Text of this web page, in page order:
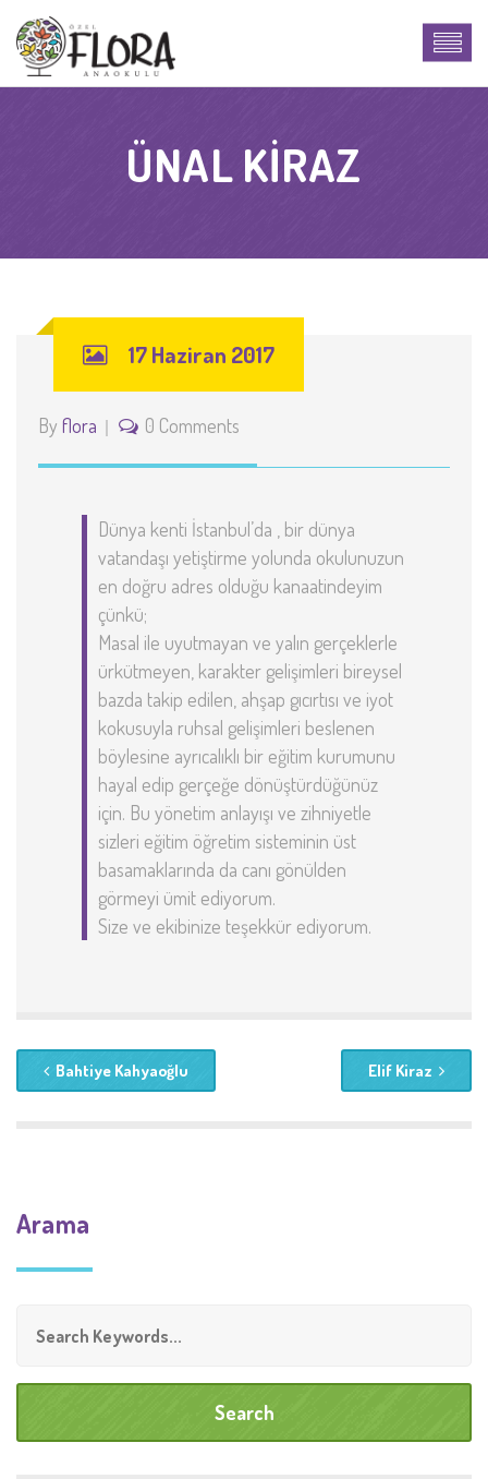
ÜNAL KIRAZ
17 Haziran 2017
By flora 0 Comments
Dünya kenti İstanbul’da , bir dünya
vatandaşı yetiştirme yolunda okulunuzun
en doğru adres olduğu kanaatindeyim
çünkü;
Masal ile uyutmayan ve yalın gerçeklerle
ürkütmeyen, karakter gelişimleri bireysel
bazda takip edilen, ahşap gıcırtısı ve iyot
kokusuyla ruhsal gelişimleri beslenen
böylesine ayrıcalıklı bir eğitim kurumunu
hayal edip gerçeğe dönüştürdüğünüz
için. Bu yönetim anlayışı ve zihniyetle
sizleri eğitim öğretim sisteminin üst
basamaklarında da canı gönülden
görmeyi ümit ediyorum.
Size ve ekibinize teşekkür ediyorum.
Bahtiye Kahyaoğlu Elif Kiraz
Arama